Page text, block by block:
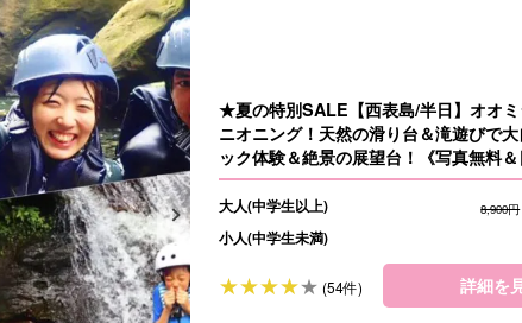
★夏の特別SALE【西表島/半日】オオミ
ニオニング！天然の滑り台＆滝遊びで
ック体験＆絶景の展望台！《写真無料
人も子供も興奮MAX（No.91）
大人(中学生以上) 8,900円
小人(中学生未満)
(54件) 詳細を